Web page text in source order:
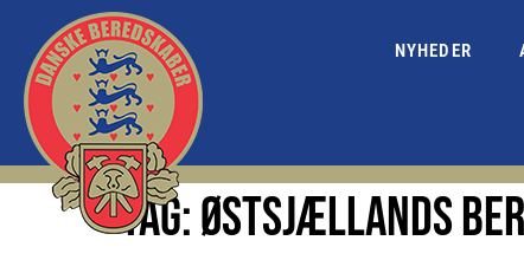
NYHEDER
TAG:ØSTSJÆLLANDS